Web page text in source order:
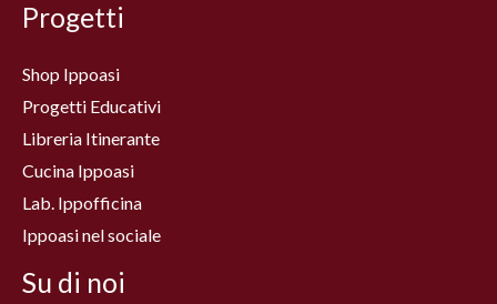
Progetti
Shop Ippoasi
Progetti Educativi
Libreria Itinerante
Cucina Ippoasi
Lab. Ippofficina
Ippoasi nel sociale
Su di noi